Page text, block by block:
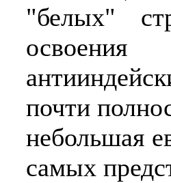
"белых"
почти
небольшая
самых